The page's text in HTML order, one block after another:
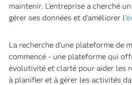
maintenir. L'entreprise a cherché
gérer ses données et d'améliorer l'
La recherche d'une plateforme de
commencé - une plateforme qui
évolutivité et clarté pour aider les
à planifier et à gérer les activités